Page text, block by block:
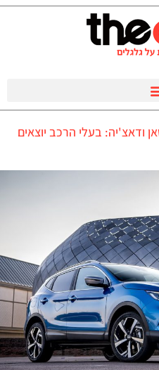
ודאצ'יה: בעלי הרכב יוצאים